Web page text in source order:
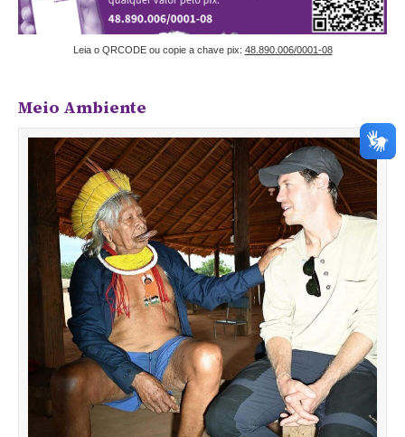
Leia o QRCODE ou copie a chave pix: 48.890.006/0001-08
Meio Ambiente